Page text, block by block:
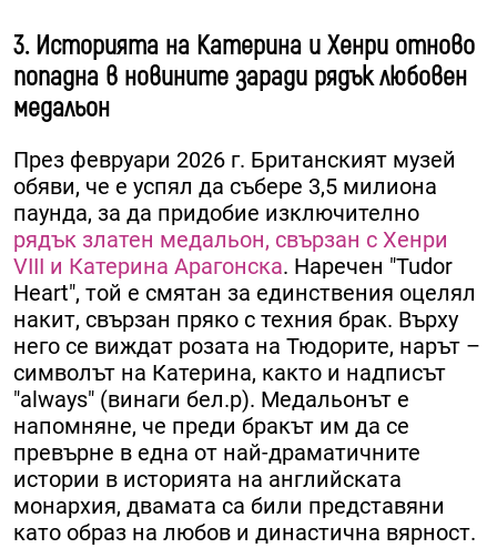
3. Историята на Катерина и Хенри отново
попадна в новините заради рядък любовен
медальон
През февруари 2026 г. Британският музей
обяви, че е успял да събере 3,5 милиона
паунда, за да придобие изключително
рядък златен медальон, свързан с Хенри
VIII и Катерина Арагонска. Наречен "Tudor
Heart", той е смятан за единствения оцелял
накит, свързан пряко с техния брак. Върху
него се виждат розата на Тюдорите, нарът –
символът на Катерина, както и надписът
"always" (винаги бел.р). Медальонът е
напомняне, че преди бракът им да се
превърне в една от най-драматичните
истории в историята на английската
монархия, двамата са били представяни
като образ на любов и династична вярност.